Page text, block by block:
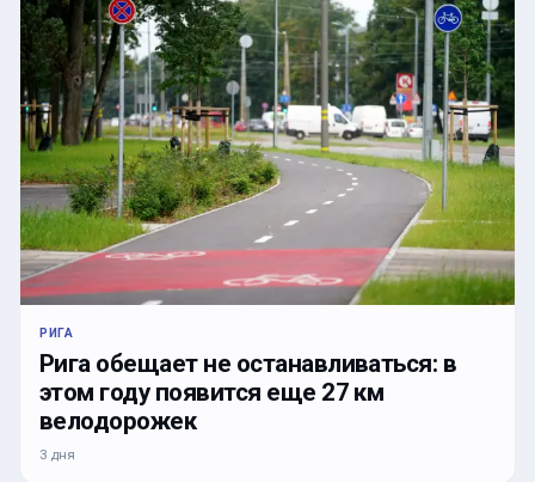
РИГА
Рига обещает не останавливаться: в
этом году появится еще 27 км
велодорожек
3 дня